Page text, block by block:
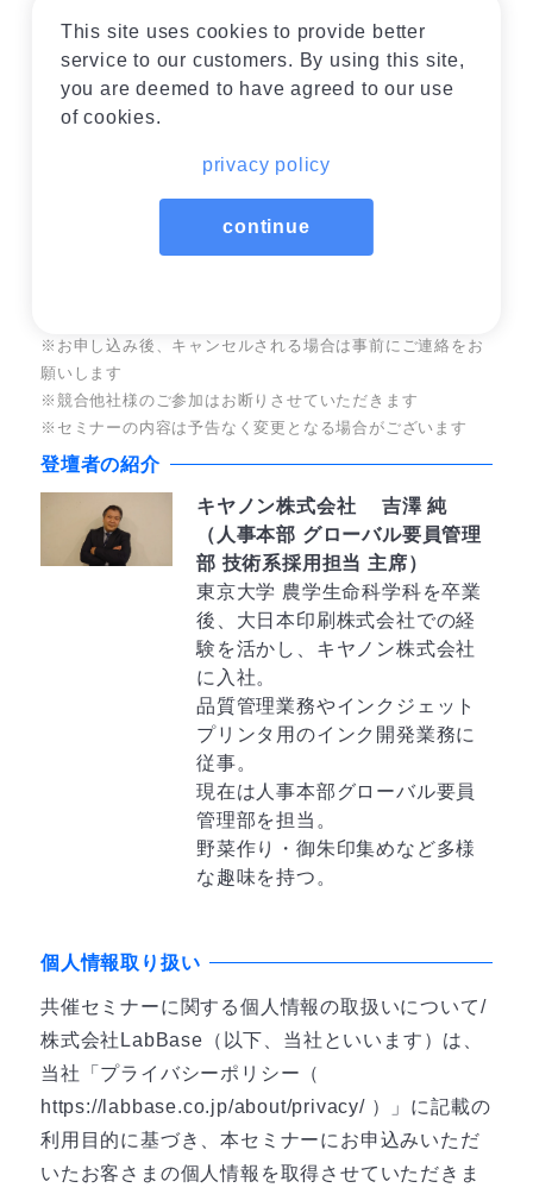
開催概要
日時
2月 24日 (木) 11:00～12:00
定員
100名
※また、上記兼ね合いでお申込みの段階で参加をお断りさせ
※お申し込み後、キャンセルされる場合は事前にご連絡をお
願いします
※競合他社様のご参加はお断りさせていただきます
※セミナーの内容は予告なく変更となる場合がございます
登壇者の紹介
キヤノン株式会社 吉澤 純
（人事本部 グローバル要員管理
部 技術系採用担当 主席）
東京大学 農学生命科学科を卒業
後、大日本印刷株式会社での経
験を活かし、キヤノン株式会社
に入社。
品質管理業務やインクジェット
プリンタ用のインク開発業務に
従事。
現在は人事本部グローバル要員
管理部を担当。
野菜作り・御朱印集めなど多様
な趣味を持つ。
個人情報取り扱い
共催セミナーに関する個人情報の取扱いについて/
株式会社LabBase（以下、当社といいます）は、
当社「プライバシーポリシー（
https://labbase.co.jp/about/privacy/ ）」に記載の
利用目的に基づき、本セミナーにお申込みいただ
いたお客さまの個人情報を取得させていただきま
This site uses cookies to provide better
service to our customers. By using this site,
you are deemed to have agreed to our use
of cookies.
privacy policy
continue